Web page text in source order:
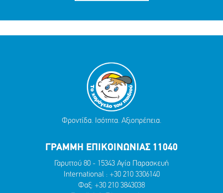
Φροντίδα. Ισότητα. Αξιοπρέπεια.
ΓΡΑΜΜΗ ΕΠΙΚΟΙΝΩΝΙΑΣ 11040
Γαρυττού 80 - 15343 Αγία Παρασκευή
International : +30 210 3306140
Φαξ: +30 210 3843038